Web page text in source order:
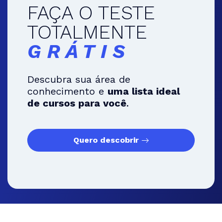
FAÇA O TESTE
TOTALMENTE
GRÁTIS
Descubra sua área de
conhecimento e uma lista ideal
de cursos para você.
Quero descobrir